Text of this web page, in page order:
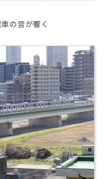
の音が響く